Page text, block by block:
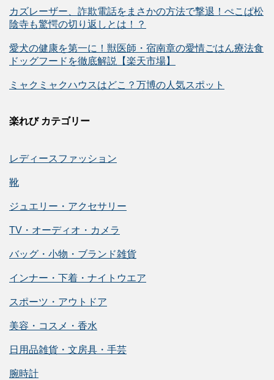
カズレーザー、詐欺電話をまさかの方法で撃退！ぺこぱ松
陰寺も驚愕の切り返しとは！？
愛犬の健康を第一に！獣医師・宿南章の愛情ごはん療法食
ドッグフードを徹底解説【楽天市場】
ミャクミャクハウスはどこ？万博の人気スポット
楽れび カテゴリー
レディースファッション
靴
ジュエリー・アクセサリー
TV・オーディオ・カメラ
バッグ・小物・ブランド雑貨
インナー・下着・ナイトウエア
スポーツ・アウトドア
美容・コスメ・香水
日用品雑貨・文房具・手芸
腕時計